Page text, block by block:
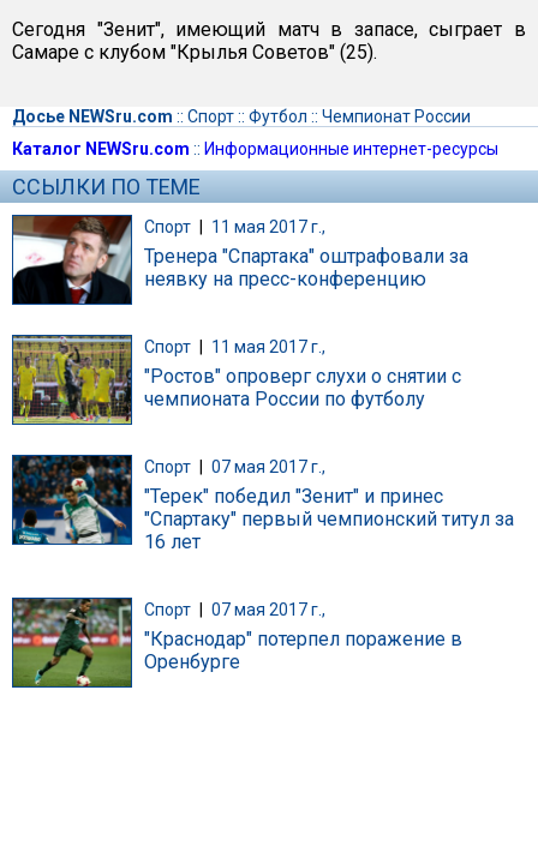
Сегодня "Зенит", имеющий матч в запасе, сыграет в
Самаре с клубом "Крылья Советов" (25).
Досье NEWSru.com :: Спорт:: Футбол :: Чемпионат России
Каталог NEWSru.com :: Информационные интернет-ресурсы
ССЫЛКИ ПО ТЕМЕ
Спорт | 11 мая 2017 г.,
Тренера "Спартака" оштрафовали за
неявку на пресс-конференцию
Спорт 11 мая 2017 г.,
"Ростов" опроверг слухи о снятии с
чемпионата России по футболу
Спорт 07 мая 2017 г.,
"Терек" победил "Зенит" и принес
"Спартаку" первый чемпионский титул за
16 лет
Спорт 07 мая 2017 г.,
"Краснодар" потерпел поражение в
Оренбурге